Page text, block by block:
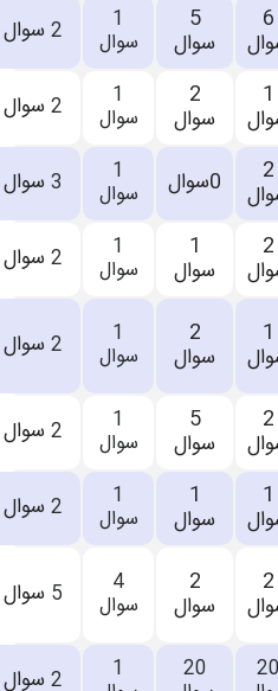
سوال 3سوال اعلام
نشده
سوال 3سوال اعلام
نشده
سوال 2سوال اعلام
نشده
سوال 2 سوال اعلام
نشده
سوال 3سوال اعلام
نشده
سوال 3سوال اعلام
نشده
سوال 2 سوال اعلام
نشده
سوال 4سوال اعلام
نشده
سوال 3سوال اعلام